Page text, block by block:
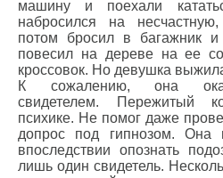
машину и поехали
набросился на
потом бросил в багажник и
повесил на дереве на ее
кроссовок. Но девушка
К сожалению, она
свидетелем. Пережитый
психике. Не помог даже
допрос под гипнозом. Она
впоследствии опознать
лишь один свидетель.